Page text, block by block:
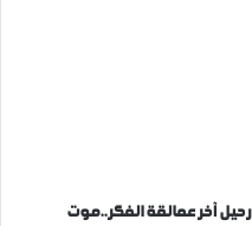
رحيل آخر عمالقة الفكر..موت